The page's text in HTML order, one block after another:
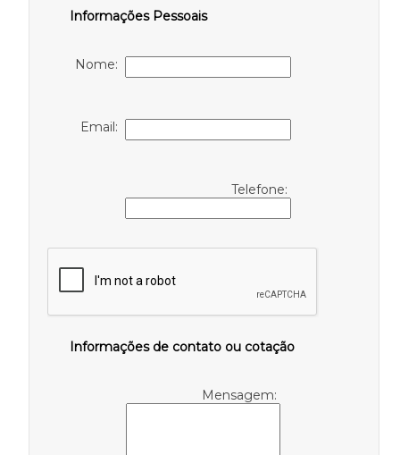
Informações Pessoais
Nome:
Email:
Telefone:
Informações de contato ou cotação
Mensagem: